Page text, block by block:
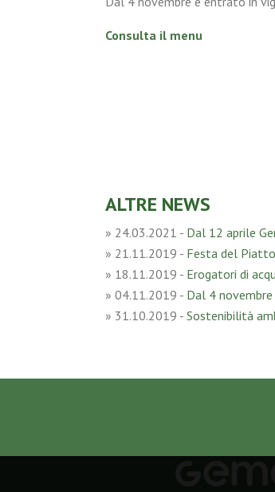
Consulta il menu
ALTRE NEWS
» 24.03.2021 - Dal 12 aprile
» 21.11.2019 - Festa del Piatto
» 18.11.2019 - Erogatori di
» 04.11.2019 - Dal 4 novembre
» 31.10.2019 - Sostenibilità